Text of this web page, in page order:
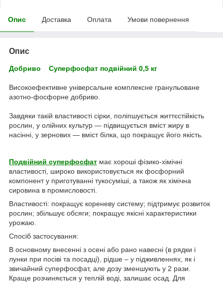
Опис Доставка Оплата Умови повернення
Опис
Добриво Суперфосфат подвійний 0,5 кг
Високоефективне універсальне комплексне гранульоване
азотно-фосфорне добриво.
Завдяки такій властивості сірки, поліпшується життєстійкість
рослин, у олійних культур — підвищується вміст жиру в
насінні, у зернових — вміст білка, що покращує його якість.
Подвійний суперфосфат має хороші фізико-хімічні
властивості, широко використовується як фосфорний
компонент у приготуванні тукосуміші, а також як хімічна
сировина в промисловості.
Властивості: покращує кореневу систему; підтримує розвиток
рослин; збільшує обсяги; покращує якісні характеристики
урожаю.
Спосіб застосування:
В основному внесенні з осені або рано навесні (в рядки і
лунки при посіві та посадці), рідше – у підживленнях, як і
звичайний суперфосфат, але дозу зменшують у 2 рази.
Краще розчиняється у теплій воді, залишає осад. Для